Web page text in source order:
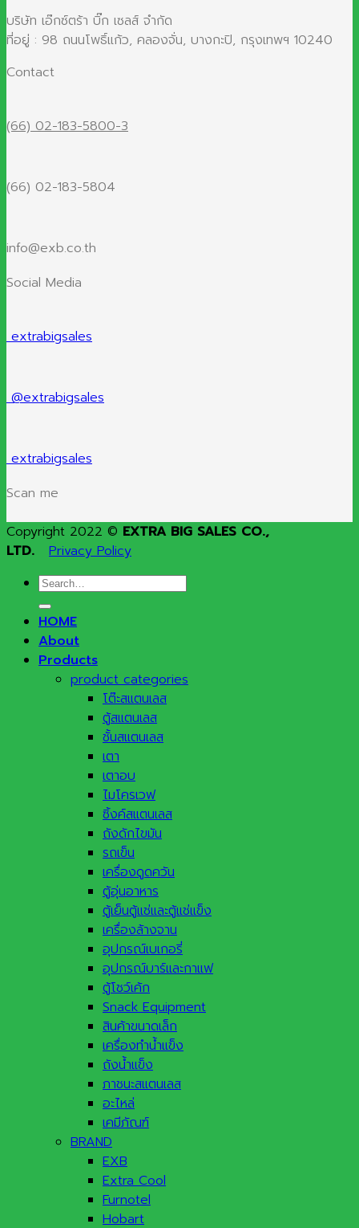
บริษัท เอ๊กซ์ตร้า บิ๊ก เซลส์ จำกัด
ที่อยู่ : 98 ถนนโพธิ์แก้ว, คลองจั่น, บางกะปิ, กรุงเทพฯ 10240
Contact
(66) 02-183-5800-3
(66) 02-183-5804
info@exb.co.th
Social Media
extrabigsales
@extrabigsales
extrabigsales
Scan me
Copyright 2022 © EXTRA BIG SALES CO.,
LTD.
Privacy Policy
Search
for:
HOME
About
Products
product categories
โต๊ะสแตนเลส
ตู้สแตนเลส
ชั้นสแตนเลส
เตา
เตาอบ
ไมโครเวฟ
ซิ้งค์สแตนเลส
ถังดักไขมัน
รถเข็น
เครื่องดูดควัน
ตู้อุ่นอาหาร
ตู้เย็นตู้แช่และตู้แช่แข็ง
เครื่องล้างจาน
อุปกรณ์เบเกอรี่
อุปกรณ์บาร์และกาแฟ
ตู้โชว์เค้ก
Snack Equipment
สินค้าขนาดเล็ก
เครื่องทำน้ำแข็ง
ถังน้ำแข็ง
ภาชนะสแตนเลส
อะไหล่
เคมีภัณฑ์
BRAND
EXB
Extra Cool
Furnotel
Hobart